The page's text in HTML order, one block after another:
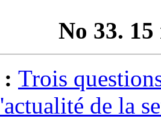
No 33.
Trois
de la